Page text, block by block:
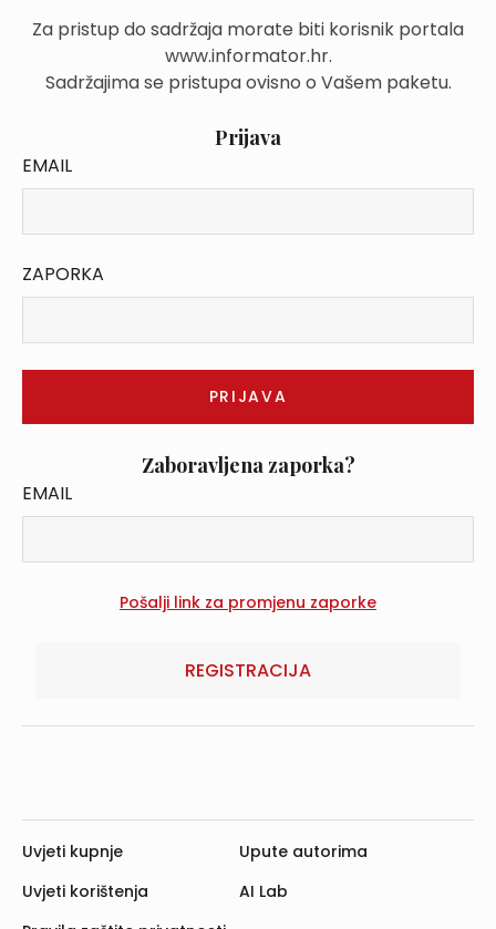
Za pristup do sadržaja morate biti korisnik portala
www.informator.hr.
Sadržajima se pristupa ovisno o Vašem paketu.
Prijava
EMAIL
ZAPORKA
Zaboravljena zaporka?
EMAIL
REGISTRACIJA
Uvjeti kupnje
Uvjeti korištenja
Upute autorima
AI Lab